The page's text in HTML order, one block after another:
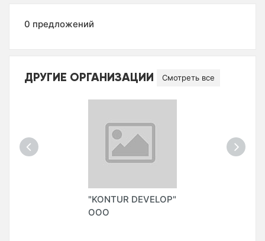
0 предложений
ДРУГИЕ ОРГАНИЗАЦИИ Смотреть все
"KONTUR DEVELOP"
ООО